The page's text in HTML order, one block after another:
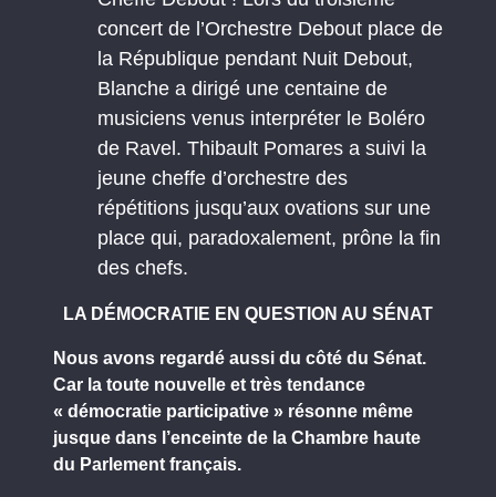
concert de l’Orchestre Debout place de
la République pendant Nuit Debout,
Blanche a dirigé une centaine de
musiciens venus interpréter le Boléro
de Ravel. Thibault Pomares a suivi la
jeune cheffe d’orchestre des
répétitions jusqu’aux ovations sur une
place qui, paradoxalement, prône la fin
des chefs.
LA DÉMOCRATIE EN QUESTION AU SÉNAT
Nous avons regardé aussi du côté du Sénat.
Car la toute nouvelle et très tendance
« démocratie participative » résonne même
jusque dans l’enceinte de la Chambre haute
du Parlement français.